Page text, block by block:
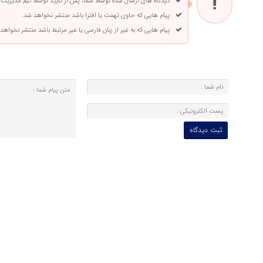
پیام هایی که حاوی تهمت یا افترا باشد منتشر نخواهد شد.
پیام هایی که به غیر از زبان فارسی یا غیر مرتبط باشد منتشر